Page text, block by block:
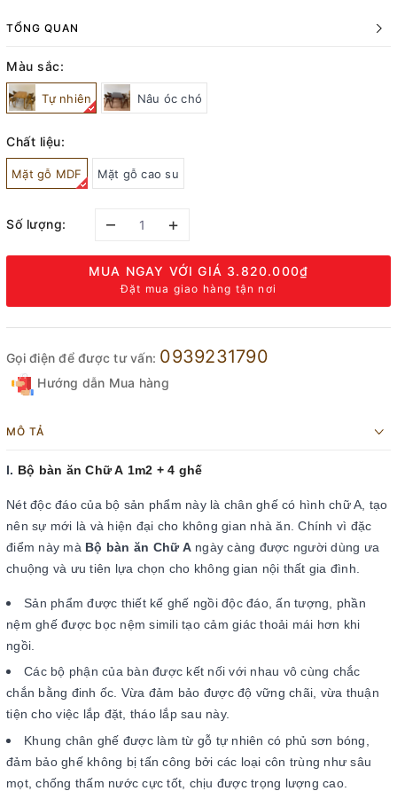
TỔNG QUAN
Màu sắc:
Tự nhiên Nâu óc chó
Chất liệu:
Mặt gỗ MDF Mặt gỗ cao su
Số lượng: – +
MUA NGAY VỚI GIÁ 3.820.000₫
Đặt mua giao hàng tận nơi
Gọi điện để được tư vấn: 0939231790
Hướng dẫn Mua hàng
MÔ TẢ
I. Bộ bàn ăn Chữ A 1m2 + 4 ghế
Nét độc đáo của bộ sản phẩm này là chân ghế có hình chữ A, tạo
nên sự mới là và hiện đại cho không gian nhà ăn. Chính vì đặc
điểm này mà Bộ bàn ăn Chữ Angày càng được người dùng ưa
chuộng và ưu tiên lựa chọn cho không gian nội thất gia đình.
Sản phẩm được thiết kế ghế ngồi độc đáo, ấn tượng, phần
nệm ghế được bọc nệm simili tạo cảm giác thoải mái hơn khi
ngồi.
Các bộ phận của bàn được kết nối với nhau vô cùng chắc
chắn bằng đinh ốc. Vừa đảm bảo được độ vững chãi, vừa thuận
tiện cho việc lắp đặt, tháo lắp sau này.
Khung chân ghế được làm từ gỗ tự nhiên có phủ sơn bóng,
đảm bảo ghế không bị tấn công bởi các loại côn trùng như sâu
mọt, chống thấm nước cực tốt, chịu được trọng lượng cao.